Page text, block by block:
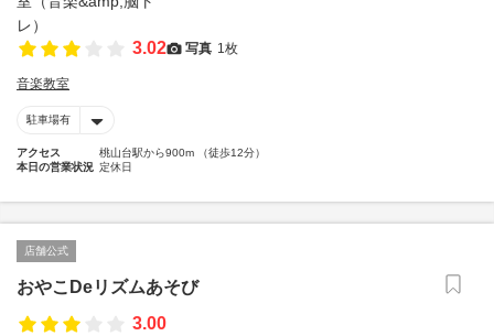
3.02 写真 1枚
音楽教室
駐車場有
アクセス
桃山台駅から900m （徒歩12分）
本日の営業状況 定休日
店舗公式
おやこDeリズムあそび
3.00